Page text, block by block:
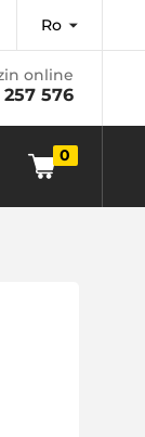
Ro
online
257 576
0